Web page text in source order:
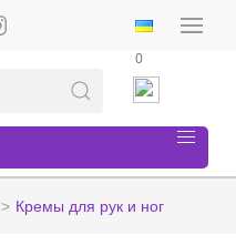
0
Кремы для рук и ног